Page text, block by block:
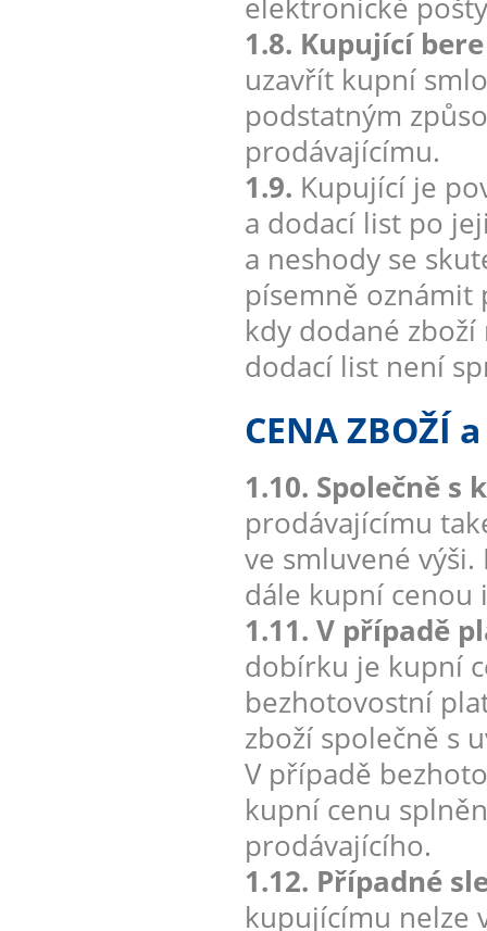
1.8. Kupující
uzavřít kupní
podstatným
prodávajícímu.
1.9. Kupující je
a dodací list po
a neshody se
písemně oznámit
kdy dodané
dodací list není
CENA ZBOŽÍ
1.10. Společně s
prodávajícímu
ve smluvené
dále kupní cenou
1.11. V případě
dobírku je kupní
bezhotovostní
zboží společně s
V případě
kupní cenu
prodávajícího.
1.12. Případné
kupujícímu nelze